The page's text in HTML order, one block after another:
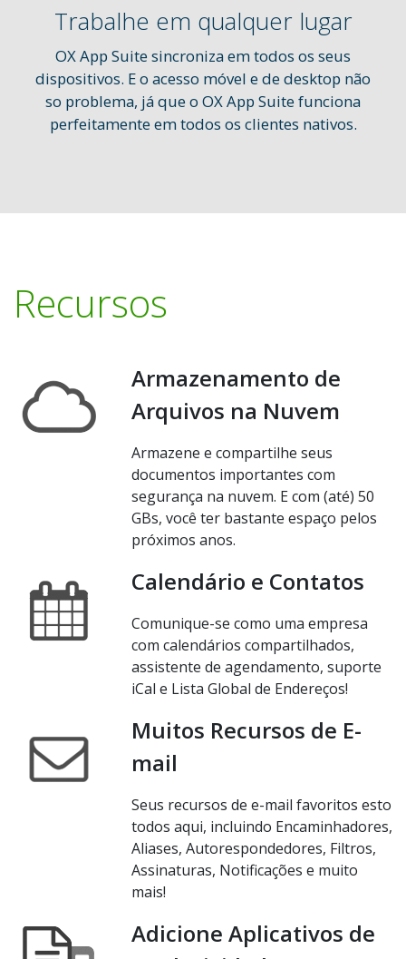
Trabalhe em qualquer lugar
OX App Suite sincroniza em todos os seus
dispositivos. E o acesso móvel e de desktop não
so problema, já que o OX App Suite funciona
perfeitamente em todos os clientes nativos.
Recursos
Armazenamento de
Arquivos na Nuvem
Armazene e compartilhe seus
documentos importantes com
segurança na nuvem. E com (até) 50
GBs, você ter bastante espaço pelos
próximos anos.
Calendário e Contatos
Comunique-se como uma empresa
com calendários compartilhados,
assistente de agendamento, suporte
iCal e Lista Global de Endereços!
Muitos Recursos de E-
mail
Seus recursos de e-mail favoritos esto
todos aqui, incluindo Encaminhadores,
Aliases, Autorespondedores, Filtros,
Assinaturas, Notificações e muito
mais!
Adicione Aplicativos de